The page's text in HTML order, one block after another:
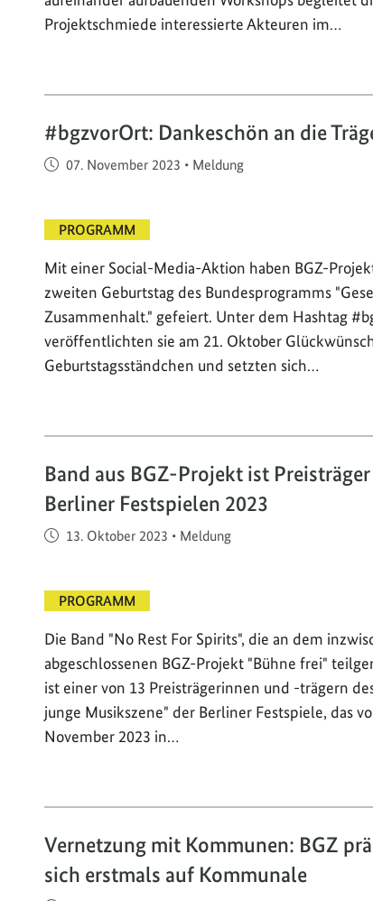
Projektschmiede interessierte Akteuren im…
#bgzvorOrt: Dankeschön an die
Veröffentlicht am
07. November 2023 • Meldung
PROGRAMM
Mit einer Social-Media-Aktion haben BGZ-
zweiten Geburtstag des Bundesprogramms
Zusammenhalt." gefeiert. Unter dem Hashtag
veröffentlichten sie am 21. Oktober
Geburtstagsständchen und setzten sich…
Band aus BGZ-Projekt ist
Berliner Festspielen 2023
Veröffentlicht am
13. Oktober 2023 • Meldung
PROGRAMM
Die Band "No Rest For Spirits", die an dem
abgeschlossenen BGZ-Projekt "Bühne frei"
ist einer von 13 Preisträgerinnen und -trägern
junge Musikszene" der Berliner Festspiele, das
November 2023 in…
Vernetzung mit Kommunen: BGZ
sich erstmals auf Kommunale